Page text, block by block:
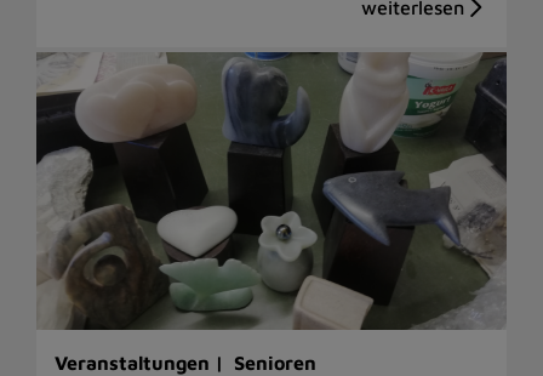
Veranstaltungen | Senioren